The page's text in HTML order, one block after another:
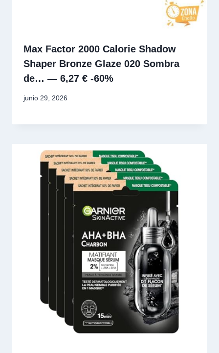
Max Factor 2000 Calorie Shadow
Shaper Bronze Glaze 020 Sombra
de… — 6,27 € -60%
junio 29, 2026